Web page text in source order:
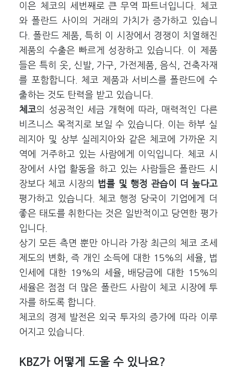
이은 체코의 세번째로 큰 무역 파트너입니다. 체코
와 폴란드 사이의 거래의 가치가 증가하고 있습니
다. 폴란드 제품, 특히 이 시장에서 경쟁이 치열해진
제품의 수출은 빠르게 성장하고 있습니다. 이 제품
들은 특히 옷, 신발, 가구, 가전제품, 음식, 건축자재
를 포함합니다. 체코 제품과 서비스를 폴란드에 수
출하는 것도 탄력을 받고 있습니다.
체코의 성공적인 세금 개혁에 따라, 매력적인 다른
비즈니스 목적지로 보일 수 있습니다. 이는 하부 실
레지아 및 상부 실레지아와 같은 체코에 가까운 지
역에 거주하고 있는 사람에게 이익입니다. 체코 시
장에서 사업 활동을 하고 있는 사람들은 폴란드 시
장보다 체코 시장의 법률 및 행정 관습이 더 높다고
평가하고 있습니다. 체코 행정 당국이 기업에게 더
좋은 태도를 취한다는 것은 일반적이고 당연한 평가
입니다.
상기 모든 측면 뿐만 아니라 가장 최근의 체코 조세
제도의 변화, 즉 개인 소득에 대한 15%의 세율, 법
인세에 대한 19%의 세율, 배당금에 대한 15%의
세율은 점점 더 많은 폴란드 사람이 체코 시장에 투
자를 하도록 합니다.
체코의 경제 발전은 외국 투자의 증가에 따라 이루
어지고 있습니다.
KBZ가 어떻게 도울 수 있나요?